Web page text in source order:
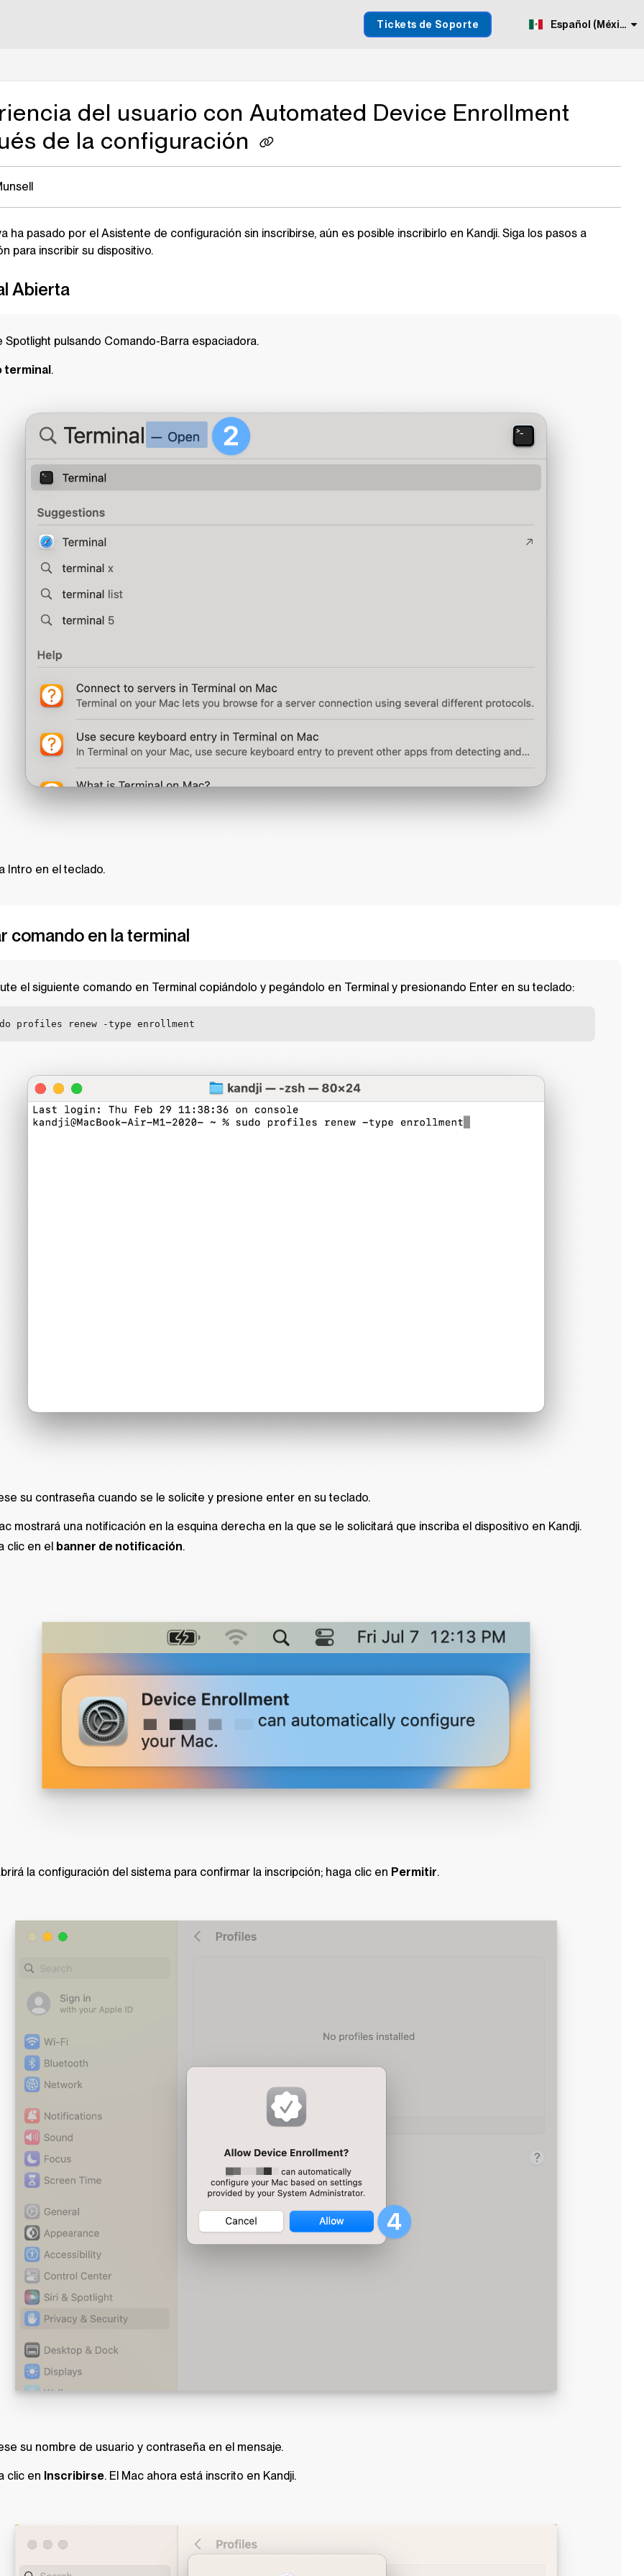
Tickets de Soporte Español (México)
del usuario con Automated Device Enrollment
de la configuración
ha pasado por el Asistente de configuración sin inscribirse, aún es posible inscribirlo en Kandji. Siga los pasos a
para inscribir su dispositivo.
Abierta
Spotlight pulsando Comando-Barra espaciadora.
terminal.
Intro en el teclado.
comando en la terminal
el siguiente comando en Terminal copiándolo y pegándolo en Terminal y presionando Enter en su teclado:
profiles renew -type enrollment
su contraseña cuando se le solicite y presione enter en su teclado.
mostrará una notificación en la esquina derecha en la que se le solicitará que inscriba el dispositivo en Kandji.
clic en el banner de notificación.
la configuración del sistema para confirmar la inscripción; haga clic en Permitir.
su nombre de usuario y contraseña en el mensaje.
clic en Inscribirse. El Mac ahora está inscrito en Kandji.